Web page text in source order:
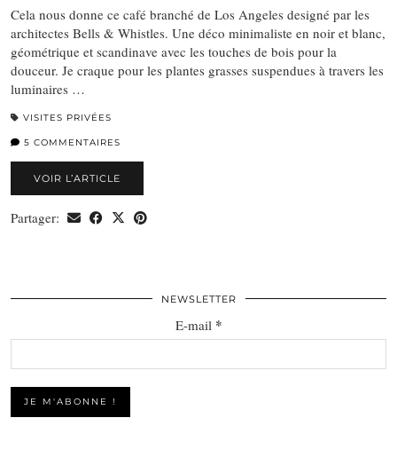
Cela nous donne ce café branché de Los Angeles designé par les
architectes Bells & Whistles. Une déco minimaliste en noir et blanc,
géométrique et scandinave avec les touches de bois pour la
douceur. Je craque pour les plantes grasses suspendues à travers les
luminaires …
VISITES PRIVÉES
5 COMMENTAIRES
VOIR L’ARTICLE
Partager:
NEWSLETTER
E-mail *